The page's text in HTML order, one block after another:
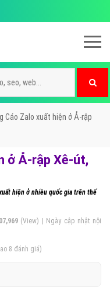
Cáo Zalo xuất hiện ở Ả-rập
ở Ả-rập Xê-út,
hiện ở nhiều quốc gia trên thế
(View) | Ngày cập nhật nội
8 đánh giá)